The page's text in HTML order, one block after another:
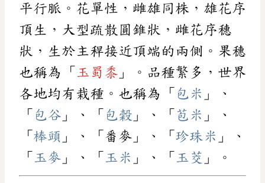
平行脈。花單性，雌雄同株，雄花序
頂生，大型疏散圓錐狀，雌花序穗
狀，生於主稈接近頂端的兩側。果穗
也稱為「 玉蜀黍 」。品種繁多，世界
各地均有栽種。也稱為「 包米 」、
「 包谷 」、「 包穀 」、「 苞米 」、
「 棒頭 」、「番麥」、「 珍珠米 」、
「 玉麥 」、「 玉米 」、「 玉茭 」。